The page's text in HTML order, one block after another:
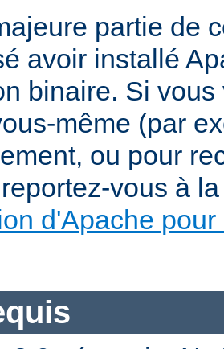
partie de
avoir installé
binaire. Si
même (par
ou pour
vous à
d'Apache